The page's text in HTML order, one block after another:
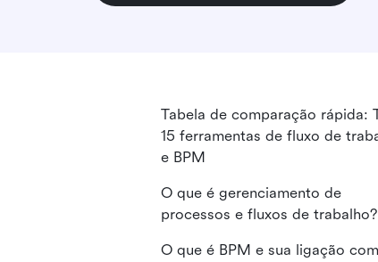
Tabela de comparação rápida:
15 ferramentas de fluxo de
e BPM
O que é gerenciamento de
processos e fluxos de trabalho?
O que é BPM e sua ligação com